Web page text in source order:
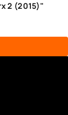
2 (2015)"